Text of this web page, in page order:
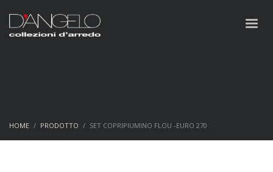
HOME PRODOTTO SET COPRIPIUMINO FLOU -EURO 270